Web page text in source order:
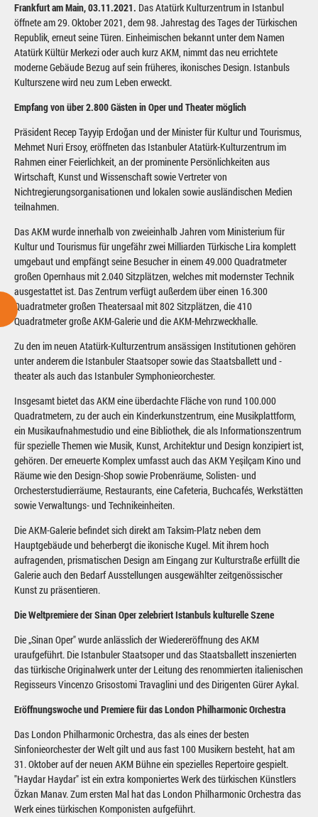
Frankfurt am Main, 03.11.2021. Das Atatürk Kulturzentrum in Istanbul
öffnete am 29. Oktober 2021, dem 98. Jahrestag des Tages der Türkischen
Republik, erneut seine Türen. Einheimischen bekannt unter dem Namen
Atatürk Kültür Merkezi oder auch kurz AKM, nimmt das neu errichtete
moderne Gebäude Bezug auf sein früheres, ikonisches Design. Istanbuls
Kulturszene wird neu zum Leben erweckt.
Empfang von über 2.800 Gästen in Oper und Theater möglich
Präsident Recep Tayyip Erdoğan und der Minister für Kultur und Tourismus,
Mehmet Nuri Ersoy, eröffneten das Istanbuler Atatürk-Kulturzentrum im
Rahmen einer Feierlichkeit, an der prominente Persönlichkeiten aus
Wirtschaft, Kunst und Wissenschaft sowie Vertreter von
Nichtregierungsorganisationen und lokalen sowie ausländischen Medien
teilnahmen.
Das AKM wurde innerhalb von zweieinhalb Jahren vom Ministerium für
Kultur und Tourismus für ungefähr zwei Milliarden Türkische Lira komplett
umgebaut und empfängt seine Besucher in einem 49.000 Quadratmeter
großen Opernhaus mit 2.040 Sitzplätzen, welches mit modernster Technik
ausgestattet ist. Das Zentrum verfügt außerdem über einen 16.300
Quadratmeter großen Theatersaal mit 802 Sitzplätzen, die 410
Quadratmeter große AKM-Galerie und die AKM-Mehrzweckhalle.
Zu den im neuen Atatürk-Kulturzentrum ansässigen Institutionen gehören
unter anderem die Istanbuler Staatsoper sowie das Staatsballett und -
theater als auch das Istanbuler Symphonieorchester.
Insgesamt bietet das AKM eine überdachte Fläche von rund 100.000
Quadratmetern, zu der auch ein Kinderkunstzentrum, eine Musikplattform,
ein Musikaufnahmestudio und eine Bibliothek, die als Informationszentrum
für spezielle Themen wie Musik, Kunst, Architektur und Design konzipiert ist,
gehören. Der erneuerte Komplex umfasst auch das AKM Yeşilçam Kino und
Räume wie den Design-Shop sowie Probenräume, Solisten- und
Orchesterstudierräume, Restaurants, eine Cafeteria, Buchcafés, Werkstätten
sowie Verwaltungs- und Technikeinheiten.
Die AKM-Galerie befindet sich direkt am Taksim-Platz neben dem
Hauptgebäude und beherbergt die ikonische Kugel. Mit ihrem hoch
aufragenden, prismatischen Design am Eingang zur Kulturstraße erfüllt die
Galerie auch den Bedarf Ausstellungen ausgewählter zeitgenössischer
Kunst zu präsentieren.
Die Weltpremiere der Sinan Oper zelebriert Istanbuls kulturelle Szene
Die „Sinan Oper" wurde anlässlich der Wiedereröffnung des AKM
uraufgeführt. Die Istanbuler Staatsoper und das Staatsballett inszenierten
das türkische Originalwerk unter der Leitung des renommierten italienischen
Regisseurs Vincenzo Grisostomi Travaglini und des Dirigenten Gürer Aykal.
Eröffnungswoche und Premiere für das London Philharmonic Orchestra
Das London Philharmonic Orchestra, das als eines der besten
Sinfonieorchester der Welt gilt und aus fast 100 Musikern besteht, hat am
31. Oktober auf der neuen AKM Bühne ein spezielles Repertoire gespielt.
"Haydar Haydar" ist ein extra komponiertes Werk des türkischen Künstlers
Özkan Manav. Zum ersten Mal hat das London Philharmonic Orchestra das
Werk eines türkischen Komponisten aufgeführt.